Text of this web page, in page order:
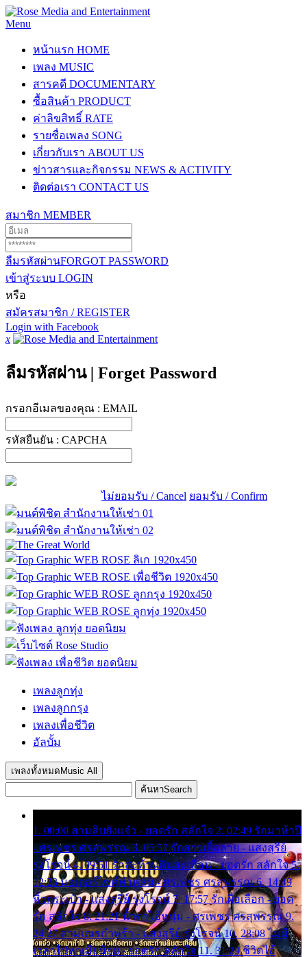
Menu
หน้าแรก HOME
เพลง MUSIC
สารคดี DOCUMENTARY
ซื้อสินค้า PRODUCT
ค่าลิขสิทธิ์ RATE
รายชื่อเพลง SONG
เกี่ยวกับเรา ABOUT US
ข่าวสารและกิจกรรม NEWS & ACTIVITY
ติดต่อเรา CONTACT US
สมาชิก MEMBER
ลืมรหัสผ่านFORGOT PASSWORD
เข้าสู่ระบบ LOGIN
หรือ
สมัครสมาชิก / REGISTER
Login with Facebook
x
ลืมรหัสผ่าน | Forget Password
กรอกอีเมลของคุณ : EMAIL
รหัสยืนยัน : CAPCHA
ไม่ยอมรับ / Cancel ยอมรับ / Confirm
เพลงลูกทุ่ง
เพลงลูกกรุง
เพลงเพื่อชีวิต
อัลบั้ม
เพลงทั้งหมด Music All
ค้นหาSearch
1. 00:00 สามสิบยังแจ๋ว - ยอดรัก สลักใจ 2. 02:49 รักมาห้าปี
- ศรเพชร ศรสุพรรณ 3. 05:57 รักสาวเสื้อลาย - แสงสุรีย์
รุ่งโรจน์ 4. 09:51 รักสะท้านดินสะเทือน - ยอดรัก สลักใจ 5.
12:23 มอเตอร์ไซค์ทำหล่น - ศรเพชร ศรสุพรรณ 6. 14:49
หิ้วกระเป๋า - แสงสุรีย์ รุ่งโรจน์ 7. 17:57 รักเผื่อเลือก - ยอด
รัก สลักใจ 8. 21:21 น้ำตาไอ้หนุ่ม - ศรเพชร ศรสุพรรณ 9.
24:27 สามเณรกำพร้า - แสงสุรีย์ รุ่งโรจน์ 10. 28:08 ไม่มี
เวลาไปหาเมียน้อย - ยอดรัก สลักใจ 11. 31:29 ชีวิตไอ้